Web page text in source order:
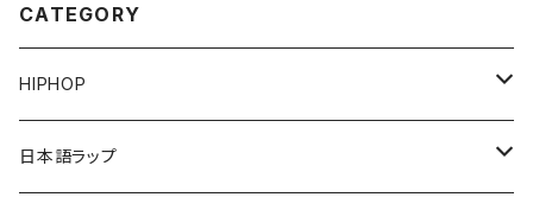
CATEGORY
HIPHOP
12"/7"
日本語ラップ